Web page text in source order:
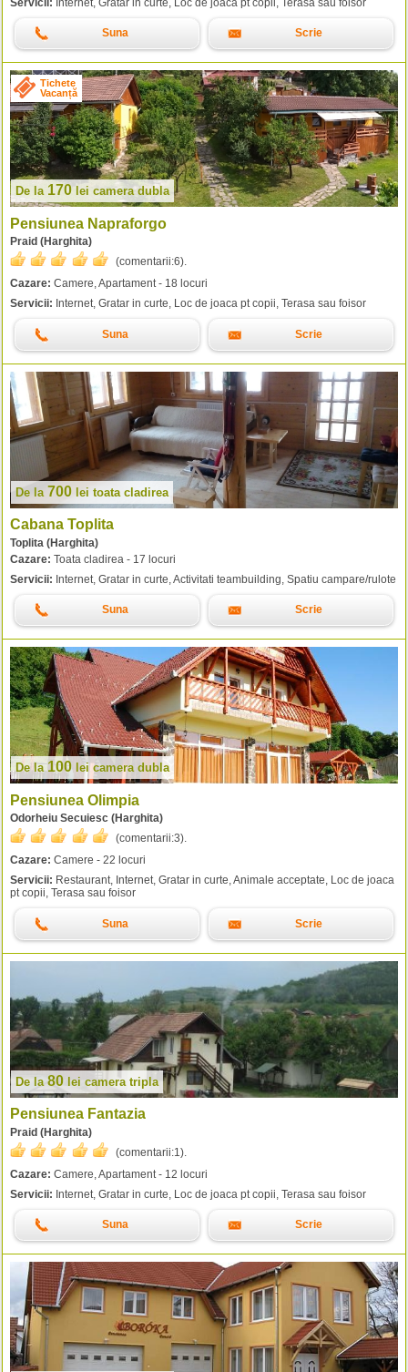
Suna Scrie
Tichete
Vacanță
De la 170lei camera dubla
Pensiunea Napraforgo
Praid (Harghita)
(comentarii:6).
Cazare: Camere, Apartament - 18 locuri
Servicii: Internet, Gratar in curte, Loc de joaca pt copii, Terasa sau foisor
Suna Scrie
De la 700 lei toata cladirea
Cabana Toplita
Toplita (Harghita)
Cazare: Toata cladirea - 17 locuri
Servicii: Internet, Gratar in curte, Activitati teambuilding, Spatiu campare/rulote
Suna Scrie
De la100 leicamera dubla
Pensiunea Olimpia
Odorheiu Secuiesc (Harghita)
(comentarii:3).
Cazare: Camere - 22 locuri
Servicii: Restaurant, Internet, Gratar in curte, Animale acceptate, Loc de joaca
pt copii, Terasa sau foisor
Suna Scrie
De la 80 lei camera tripla
Pensiunea Fantazia
Praid (Harghita)
(comentarii:1).
Cazare: Camere, Apartament - 12 locuri
Servicii: Internet, Gratar in curte, Loc de joaca pt copii, Terasa sau foisor
Suna Scrie